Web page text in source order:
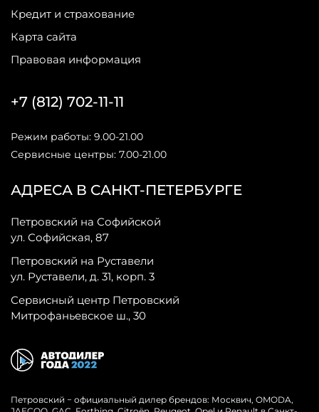
Кредит и страхование
Карта сайта
Правовая информация
АДРЕСА В САНКТ-ПЕТЕРБУРГЕ
Петровский на Софийской
ул. Софийская, 87
Петровский на Руставели
ул. Руставели, д. 31, корп. 3
Сервисный центр Петровский
Митрофаньевское ш., 30
+7 (812) 702-11-11
Режим работы: 9.00-21.00
Сервисные центры: 7.00-21.00
Петровский − официальный дилер брендов: Москвич, OMODA,